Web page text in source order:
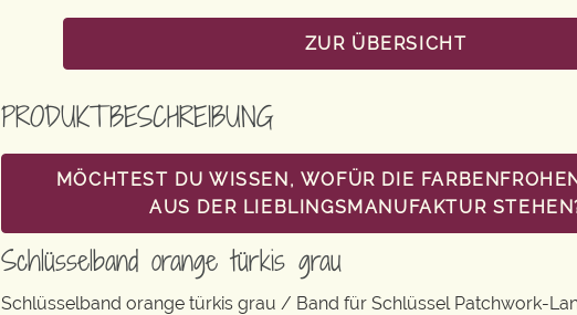
ZUR ÜBERSICHT
PRODUKTBESCHREIBUNG
MÖCHTEST DU WISSEN, WOFÜR DIE
AUS DER LIEBLINGSMANUFAKTUR
Schlüsselband orange türkis grau
Schlüsselband orange türkis grau / Band für Schlüssel Patchwork-